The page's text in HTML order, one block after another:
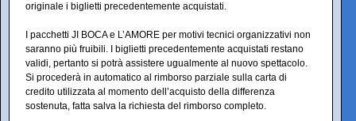
originale i biglietti precedentemente acquistati.
I pacchetti JI BOCA e L’AMORE per motivi tecnici organizzativi non
saranno più fruibili. I biglietti precedentemente acquistati restano
validi, pertanto si potrà assistere ugualmente al nuovo spettacolo.
Si procederà in automatico al rimborso parziale sulla carta di
credito utilizzata al momento dell’acquisto della differenza
sostenuta, fatta salva la richiesta del rimborso completo.